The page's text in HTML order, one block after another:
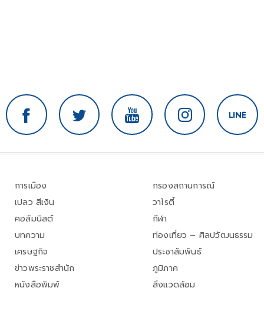
การเมือง
เปลว สีเงิน
คอลัมนิสต์
บทความ
เศรษฐกิจ
ข่าวพระราชสำนัก
หนังสือพิมพ์
กรองสถานการณ์
วาไรตี้
กีฬา
ท่องเที่ยว – ศิลปวัฒนธรรม
ประชาสัมพันธ์
ภูมิภาค
สิ่งแวดล้อม